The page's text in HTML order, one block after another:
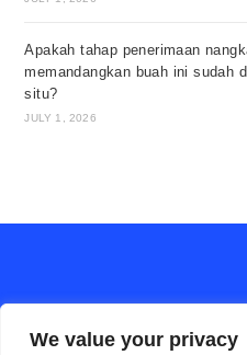
We value your privacy
Apakah tahap penerimaan
memandangkan buah ini sudah
situ?
JULY 1, 2026